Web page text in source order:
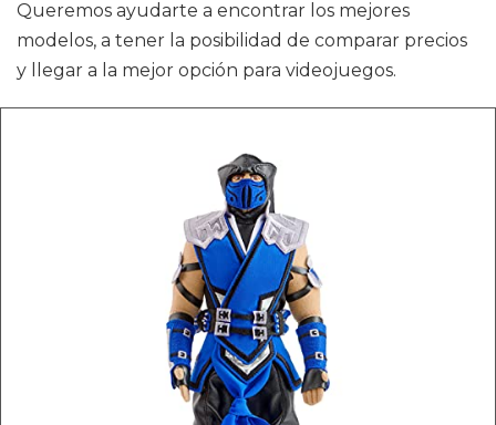
Queremos ayudarte a encontrar los mejores
modelos, a tener la posibilidad de comparar precios
y llegar a la mejor opción para videojuegos.